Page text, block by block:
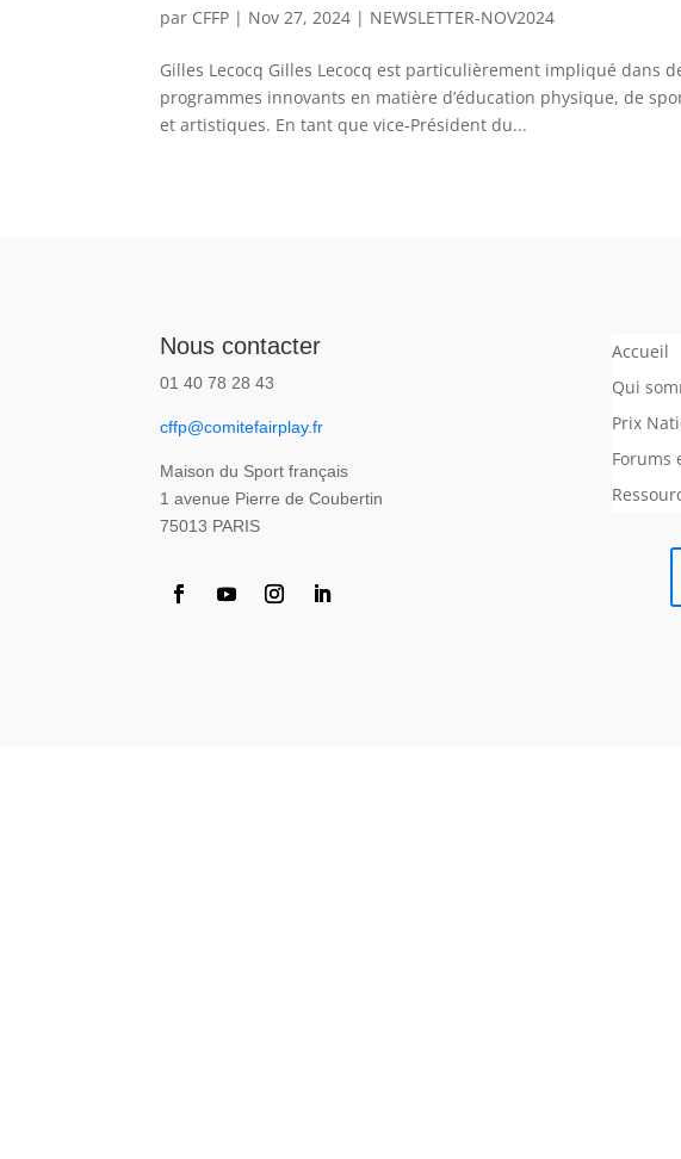
par CFFP | Nov 27, 2024 | NEWSLETTER-NOV2024
Gilles Lecocq Gilles Lecocq est particulièrement impliqué dans
programmes innovants en matière d’éducation physique, de
et artistiques. En tant que vice-Président du...
Nous contacter
01 40 78 28 43
cffp@comitefairplay.fr
Maison du Sport français
1 avenue Pierre de Coubertin
75013 PARIS
Accueil
Qui
Prix
Forums